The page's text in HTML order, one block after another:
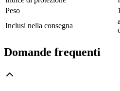
Peso
Inclusi nella consegna
Domande frequenti